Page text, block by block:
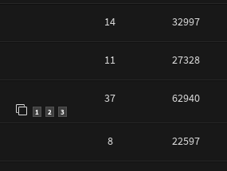
14 32997
11 27328
1 2 3
37 62940
8 22597